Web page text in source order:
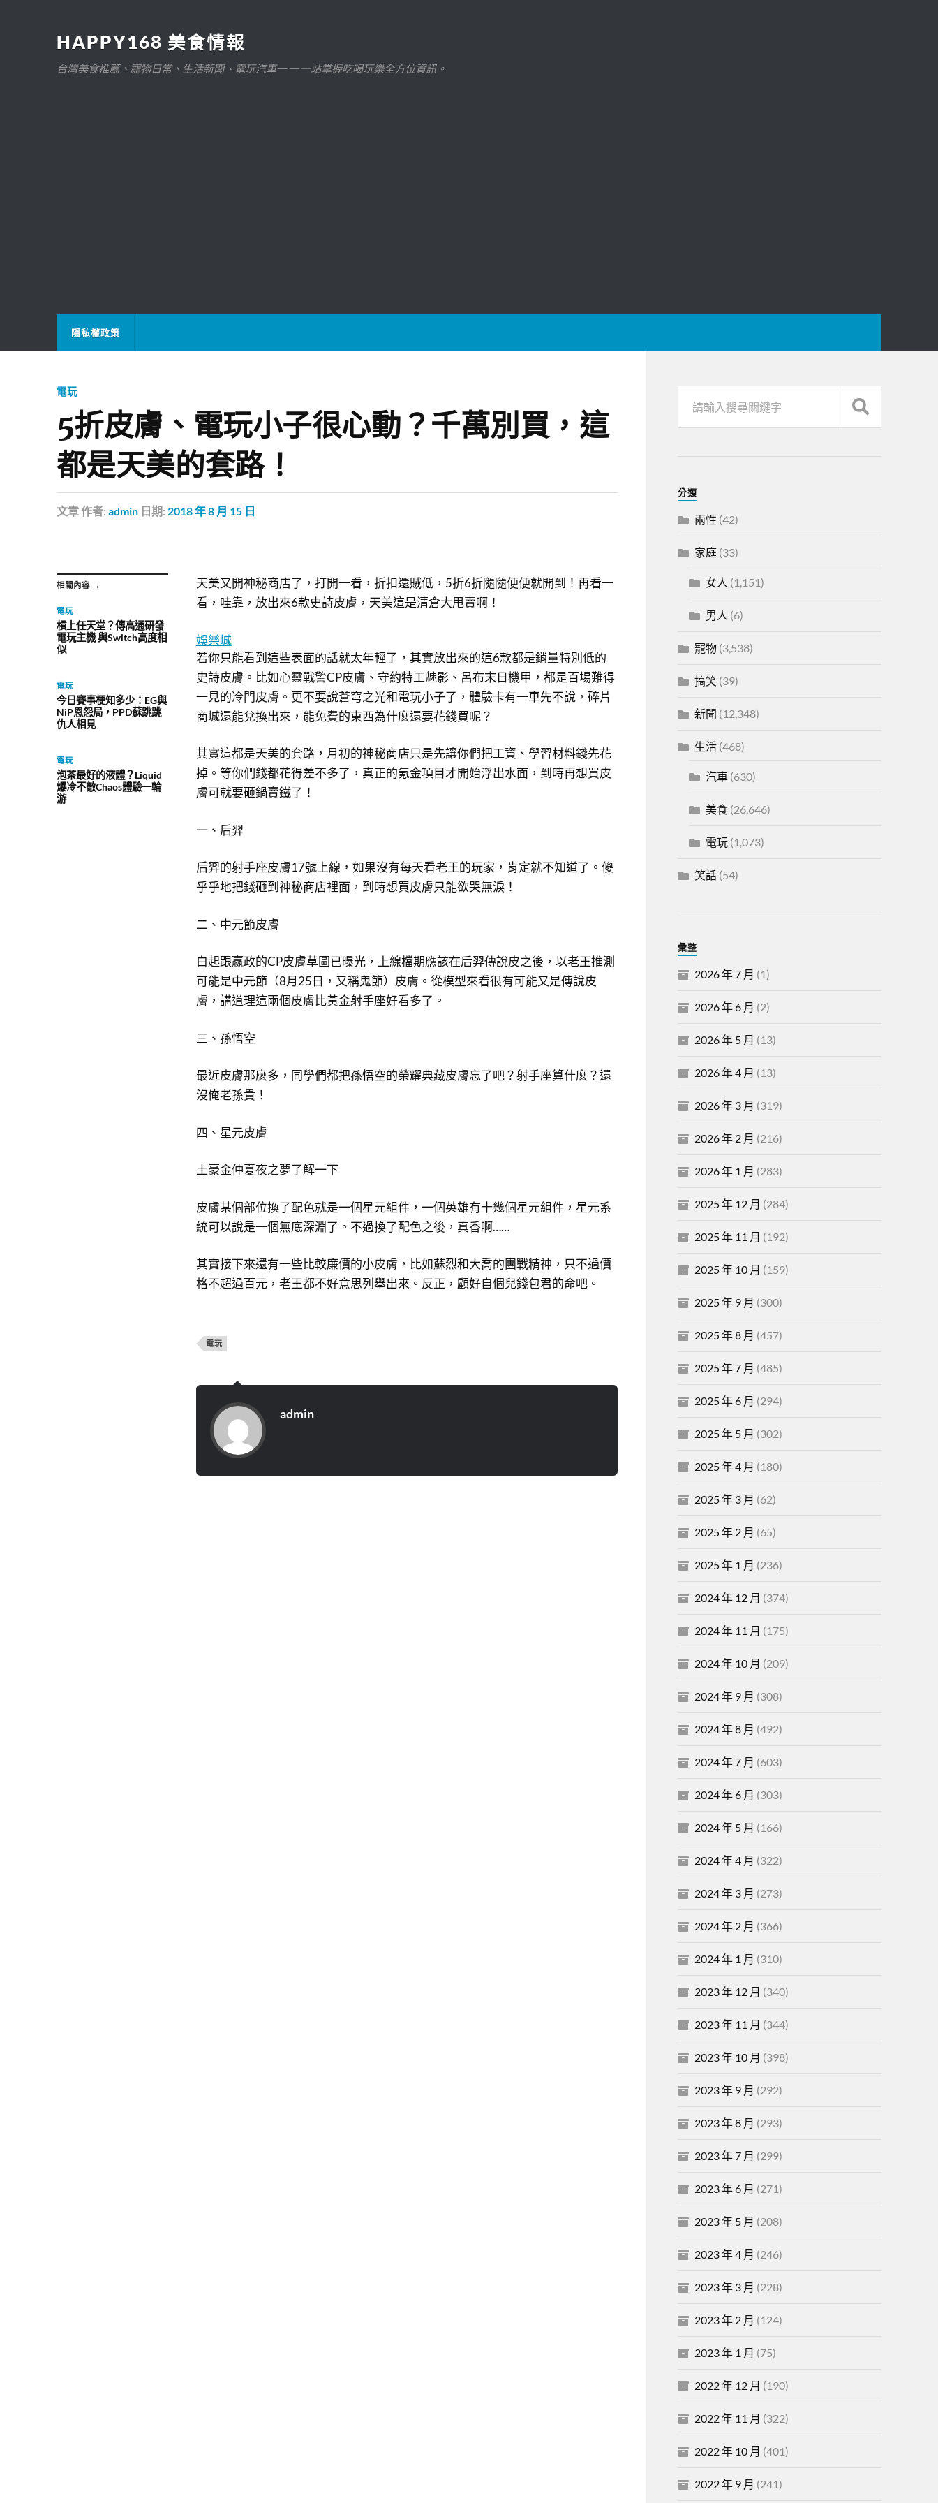
HAPPY168 美食情報
台灣美食推薦、寵物日常、生活新聞、電玩汽車——一站掌握吃喝玩樂全方位資訊。
隱私權政策
電玩
5折皮膚、電玩小子很心動？千萬別買，這
都是天美的套路！
文章作者: admin 日期: 2018 年 8 月 15 日
相關內容 →
電玩
槓上任天堂？傳高通研發
電玩主機 與Switch高度相
似
電玩
今日賽事梗知多少：EG與
NiP恩怨局，PPD蘇跳跳
仇人相見
電玩
泡茶最好的液體？Liquid
爆冷不敵Chaos體驗一輪
游
天美又開神秘商店了，打開一看，折扣還賊低，5折6折隨隨便便就開到！再看一
看，哇靠，放出來6款史詩皮膚，天美這是清倉大甩賣啊！
娛樂城
若你只能看到這些表面的話就太年輕了，其實放出來的這6款都是銷量特別低的
史詩皮膚。比如心靈戰警CP皮膚、守約特工魅影、呂布末日機甲，都是百場難得
一見的冷門皮膚。更不要說蒼穹之光和電玩小子了，體驗卡有一車先不說，碎片
商城還能兌換出來，能免費的東西為什麼還要花錢買呢？
其實這都是天美的套路，月初的神秘商店只是先讓你們把工資、學習材料錢先花
掉。等你們錢都花得差不多了，真正的氪金項目才開始浮出水面，到時再想買皮
膚可就要砸鍋賣鐵了！
一、后羿
后羿的射手座皮膚17號上線，如果沒有每天看老王的玩家，肯定就不知道了。傻
乎乎地把錢砸到神秘商店裡面，到時想買皮膚只能欲哭無淚！
二、中元節皮膚
白起跟嬴政的CP皮膚草圖已曝光，上線檔期應該在后羿傳說皮之後，以老王推測
可能是中元節（8月25日，又稱鬼節）皮膚。從模型來看很有可能又是傳說皮
膚，講道理這兩個皮膚比黃金射手座好看多了。
三、孫悟空
最近皮膚那麼多，同學們都把孫悟空的榮耀典藏皮膚忘了吧？射手座算什麼？還
沒俺老孫貴！
四、星元皮膚
土豪金仲夏夜之夢了解一下
皮膚某個部位換了配色就是一個星元組件，一個英雄有十幾個星元組件，星元系
統可以說是一個無底深淵了。不過換了配色之後，真香啊……
其實接下來還有一些比較廉價的小皮膚，比如蘇烈和大喬的團戰精神，只不過價
格不超過百元，老王都不好意思列舉出來。反正，顧好自個兒錢包君的命吧。
電玩
admin
分類
兩性 (42)
家庭(33)
女人 (1,151)
男人 (6)
寵物(3,538)
搞笑(39)
新聞 (12,348)
生活(468)
汽車(630)
美食(26,646)
電玩(1,073)
笑話(54)
彙整
2026 年 7 月 (1)
2026 年 6 月 (2)
2026 年 5 月 (13)
2026 年 4 月 (13)
2026 年 3 月 (319)
2026 年 2 月 (216)
2026 年 1 月 (283)
2025 年 12 月 (284)
2025 年 11 月 (192)
2025 年 10 月 (159)
2025 年 9 月 (300)
2025 年 8 月 (457)
2025 年 7 月 (485)
2025 年 6 月 (294)
2025 年 5 月 (302)
2025 年 4 月 (180)
2025 年 3 月 (62)
2025 年 2 月 (65)
2025 年 1 月 (236)
2024 年 12 月 (374)
2024 年 11 月 (175)
2024 年 10 月 (209)
2024 年 9 月 (308)
2024 年 8 月 (492)
2024 年 7 月 (603)
2024 年 6 月 (303)
2024 年 5 月 (166)
2024 年 4 月 (322)
2024 年 3 月 (273)
2024 年 2 月 (366)
2024 年 1 月 (310)
2023 年 12 月 (340)
2023 年 11 月 (344)
2023 年 10 月 (398)
2023 年 9 月 (292)
2023 年 8 月 (293)
2023 年 7 月 (299)
2023 年 6 月 (271)
2023 年 5 月 (208)
2023 年 4 月 (246)
2023 年 3 月 (228)
2023 年 2 月 (124)
2023 年 1 月 (75)
2022 年 12 月 (190)
2022 年 11 月 (322)
2022 年 10 月 (401)
2022 年 9 月 (241)